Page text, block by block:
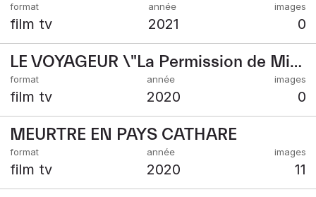
film tv 2021 0
LE VOYAGEUR \"La Permission de Minuit\"
film tv 2020 0
MEURTRE EN PAYS CATHARE
film tv 2020 11